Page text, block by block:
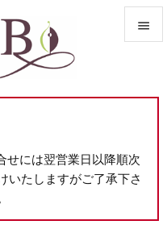


前へ

には翌営業日以降順次
いたしますがご了承下さ